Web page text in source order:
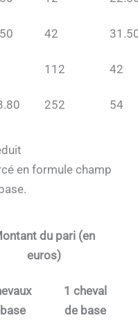
42
112 42
252 54
en formule champ
du pari (en
euros)
1 cheval
de base